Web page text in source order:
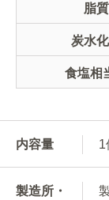
脂質
炭水
食塩相
内容量 1
製造所・